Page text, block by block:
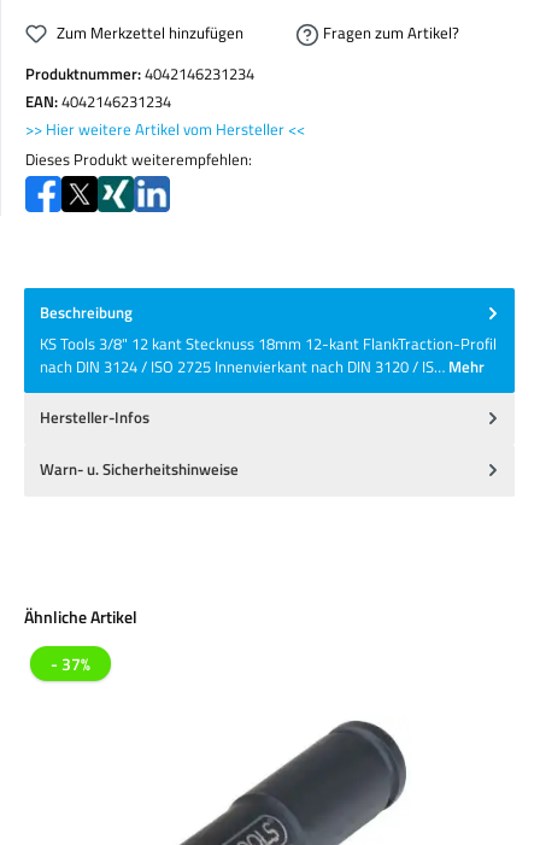
Zum Merkzettel hinzufügen
Fragen zum Artikel?
Produktnummer:4042146231234
EAN:4042146231234
>> Hier weitere Artikel vom Hersteller <<
Dieses Produkt weiterempfehlen:
Beschreibung
KS Tools 3/8" 12 kant Stecknuss 18mm 12-kant FlankTraction-Profil
nach DIN 3124 / ISO 2725 Innenvierkant nach DIN 3120 / IS… Mehr
Hersteller-Infos
Warn- u. Sicherheitshinweise
Produktgalerie überspringen
Ähnliche Artikel
- 37%